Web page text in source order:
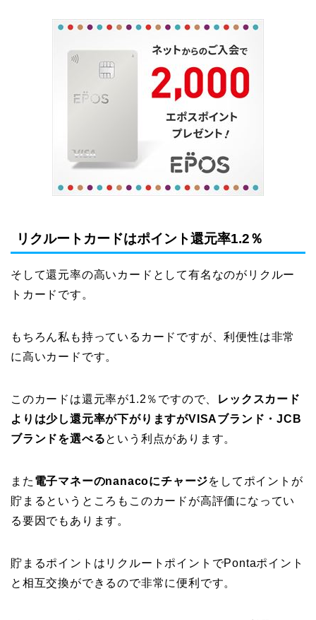
リクルートカードはポイント還元率1.2％
そして還元率の高いカードとして有名なのがリクルー
トカードです。
もちろん私も持っているカードですが、利便性は非常
に高いカードです。
このカードは還元率が1.2％ですので、
レックスカード
よりは少し還元率が下がりますがVISAブランド・JCB
ブランドを選べるという利点があります。
また 電子マネーのnanacoにチャージをしてポイントが
貯まるというところもこのカードが高評価になってい
る要因でもあります。
貯まるポイントはリクルートポイントでPontaポイント
と相互交換ができるので非常に便利です。